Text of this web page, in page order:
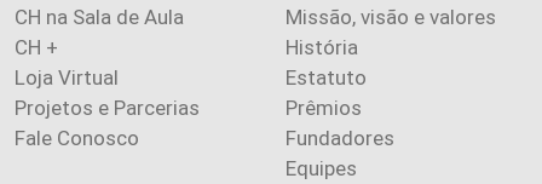
CH na Sala de Aula
CH +
Loja Virtual
Projetos e Parcerias
Fale Conosco
Missão, visão e valores
História
Estatuto
Prêmios
Fundadores
Equipes